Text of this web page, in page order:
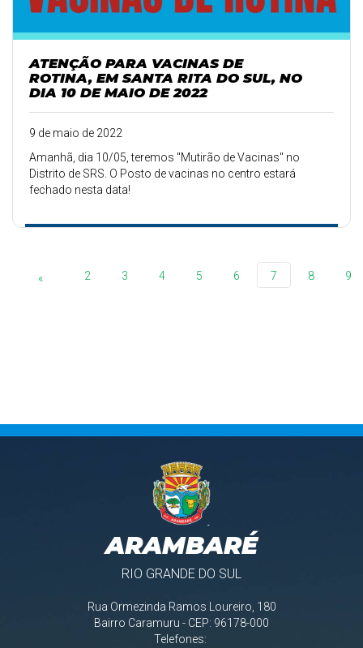
ATENÇÃO PARA VACINAS DE
ROTINA, EM SANTA RITA DO SUL, NO
DIA 10 DE MAIO DE 2022
9 de maio de 2022
Amanhã, dia 10/05, teremos "Mutirão de Vacinas" no
Distrito de SRS. O Posto de vacinas no centro estará
fechado nesta data!
« 2 3 4 5 6 7 8 9
ARAMBARÉ
RIO GRANDE DO SUL
Rua Ormezinda Ramos Loureiro, 180
Bairro Caramuru - CEP: 96178-000
Telefones: